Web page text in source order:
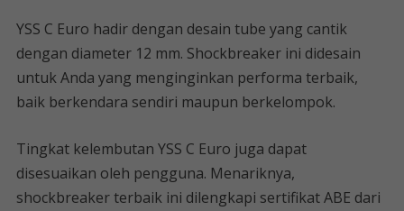
YSS C Euro hadir dengan desain tube yang cantik
dengan diameter 12 mm. Shockbreaker ini didesain
untuk Anda yang menginginkan performa terbaik,
baik berkendara sendiri maupun berkelompok.
Tingkat kelembutan YSS C Euro juga dapat
disesuaikan oleh pengguna. Menariknya,
shockbreaker terbaik ini dilengkapi sertifikat ABE dari